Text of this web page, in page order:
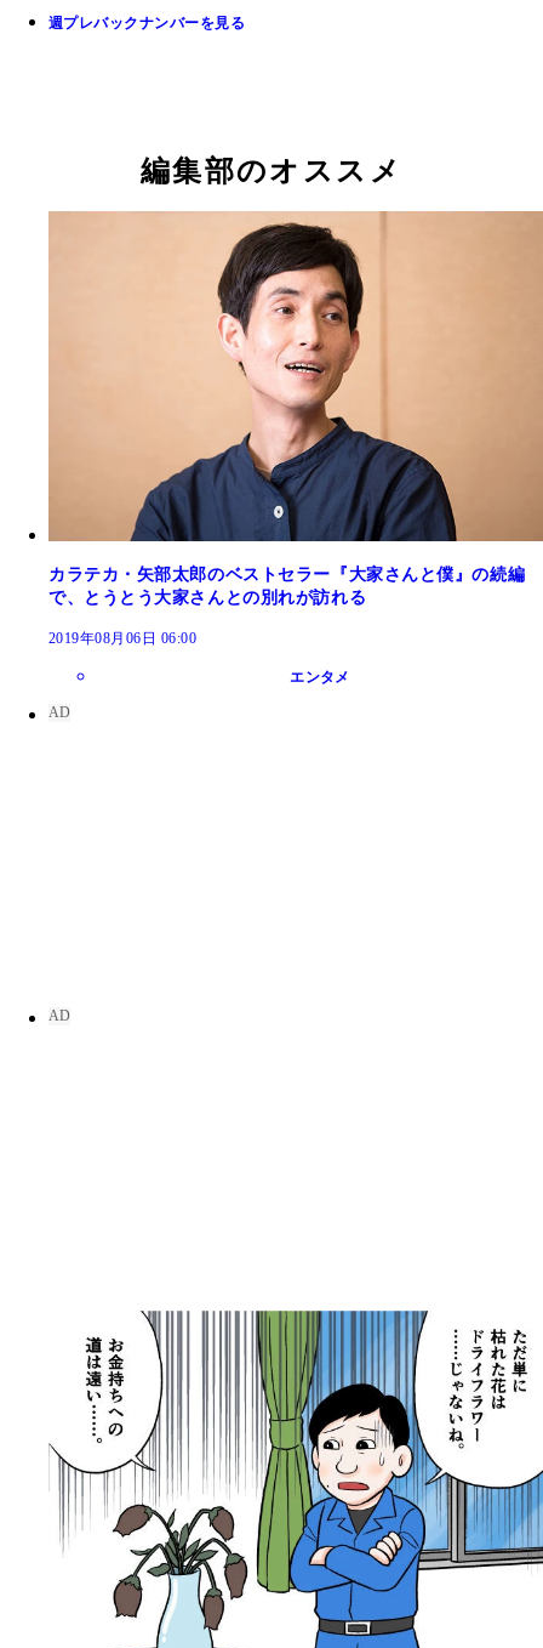
週プレバックナンバーを見る
編集部のオススメ
カラテカ・矢部太郎のベストセラー『大家さんと僕』の続編
で、とうとう大家さんとの別れが訪れる
2019年08月06日 06:00
エンタメ